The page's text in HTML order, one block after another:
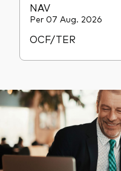
NAV
Per 07 Aug. 2026
OCF/TER